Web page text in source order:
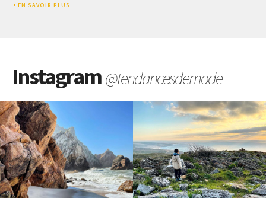
EN SAVOIR PLUS
Instagram@tendancesdemode